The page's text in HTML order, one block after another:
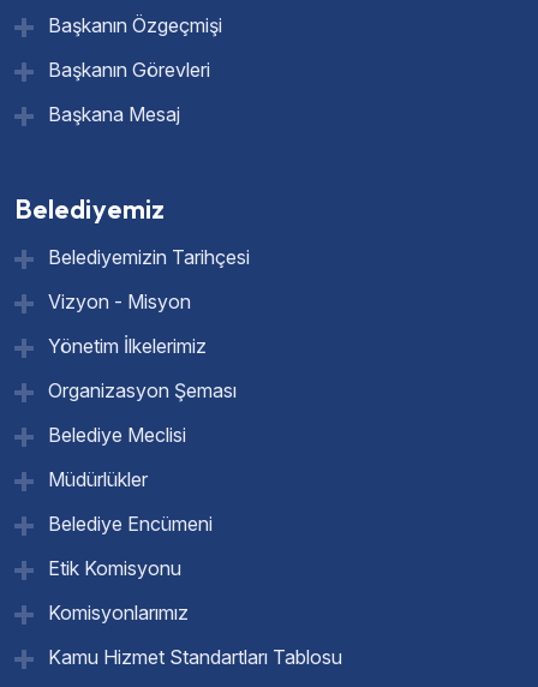
Başkanın Özgeçmişi
Başkanın Görevleri
Başkana Mesaj
Belediyemiz
Belediyemizin Tarihçesi
Vizyon - Misyon
Yönetim İlkelerimiz
Organizasyon Şeması
Belediye Meclisi
Müdürlükler
Belediye Encümeni
Etik Komisyonu
Komisyonlarımız
Kamu Hizmet Standartları Tablosu